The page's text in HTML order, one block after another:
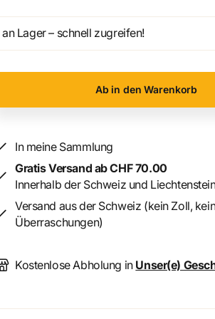
an Lager – schnell zugreifen!
Ab in den Warenkorb
In meine Sammlung
Gratis Versand ab CHF 70.00
Innerhalb der Schweiz und
Versand aus der Schweiz (kein Zoll,
Überraschungen)
Kostenlose Abholung in Unser(e)